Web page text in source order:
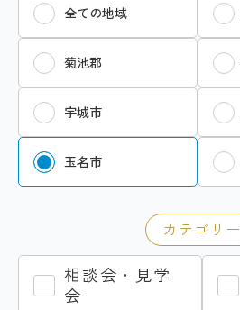
全ての地域
菊池郡
宇城市
玉名市
カテゴリー
相談会・見学
会